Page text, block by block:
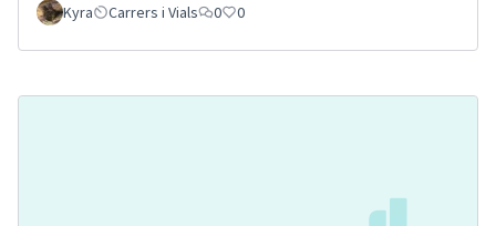
Kyra Carrers i Vials 0 0